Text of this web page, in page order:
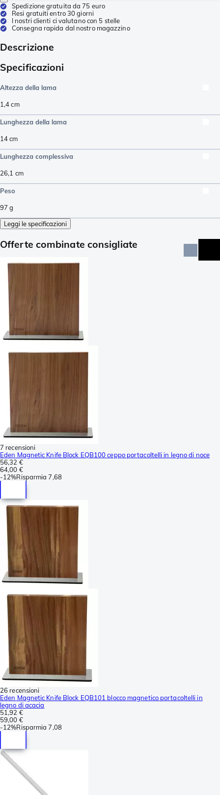
Spedizione gratuita da 75 euro
Resi gratuiti entro 30 giorni
I nostri clienti ci valutano con 5 stelle
Consegna rapida dal nostro magazzino
Descrizione
Specificazioni
Altezza della lama
1,4cm
Lunghezza della lama
14cm
Lunghezza complessiva
26,1 cm
Peso
97 g
Leggi le specificazioni
Offerte combinate consigliate
7 recensioni
Eden Magnetic Knife Block EQB100 ceppo portacoltelli in legno di noce
56,32 €
64,00 €
-12%Risparmia 7,68
26 recensioni
Eden Magnetic Knife Block EQB101 blocco magnetico portacoltelli in
legno di acacia
51,92 €
59,00 €
-12%Risparmia 7,08